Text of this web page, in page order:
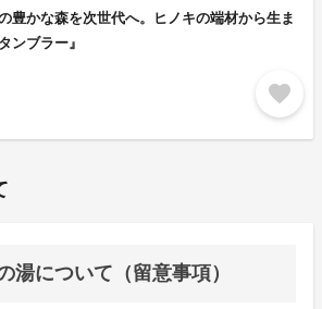
豊かな森を次世代へ。ヒノキの端材から生ま
ンブラー』
favorite
湯について（留意事項）